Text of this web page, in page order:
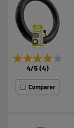
★★★★★
★★★★★
4/5 (4)
Comparer